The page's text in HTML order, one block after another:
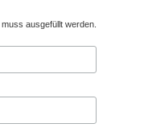
ausgefüllt werden.